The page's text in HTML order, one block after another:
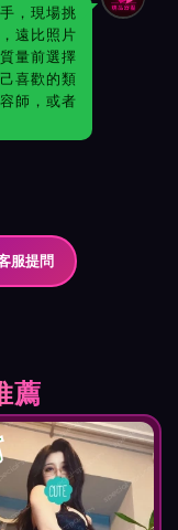
，現場挑
遠比照片
量前選擇
喜歡的類
師，或者
服提問
薦